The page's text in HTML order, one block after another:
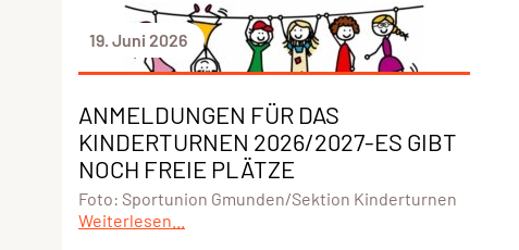
19. Juni 2026
ANMELDUNGEN FÜR DAS
KINDERTURNEN 2026/2027-ES GIBT
NOCH FREIE PLÄTZE
Foto: Sportunion Gmunden/Sektion Kinderturnen
Weiterlesen...